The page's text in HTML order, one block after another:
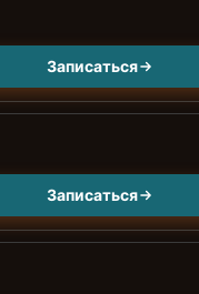
Записаться
Записаться